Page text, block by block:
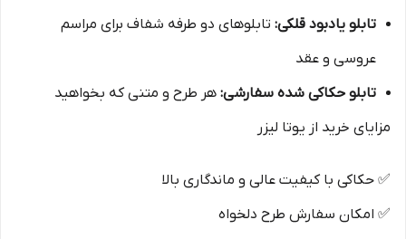
تابلو یادبود قلکی: تابلوهای دو طرفه شفاف برای مراسم
عروسی و عقد
تابلو حکاکی شده سفارشی: هر طرح و متنی که بخواهید
مزایای خرید از یوتا لیزر
✅ حکاکی با کیفیت عالی و ماندگاری بالا
✅ امکان سفارش طرح دلخواه